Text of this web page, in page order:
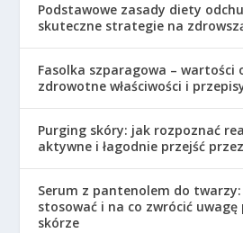
Podstawowe zasady diety
skuteczne strategie na
Fasolka szparagowa – wartości
zdrowotne właściwości i
Purging skóry: jak rozpoznać
aktywne i łagodnie przejść
Serum z pantenolem do twarzy:
stosować i na co zwrócić
skórze